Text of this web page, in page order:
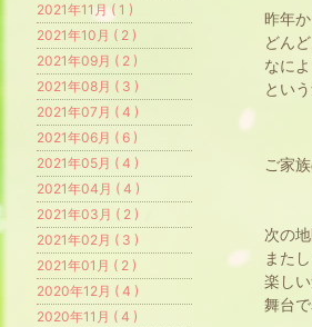
昨年か
どん
なに
とい
ご家
次の
また
楽し
舞台
2021年11月 ( 1 )
2021年10月 ( 2 )
2021年09月 ( 2 )
2021年08月 ( 3 )
2021年07月 ( 4 )
2021年06月 ( 6 )
2021年05月 ( 4 )
2021年04月 ( 4 )
2021年03月 ( 2 )
2021年02月 ( 3 )
2021年01月 ( 2 )
2020年12月 ( 4 )
2020年11月 ( 4 )